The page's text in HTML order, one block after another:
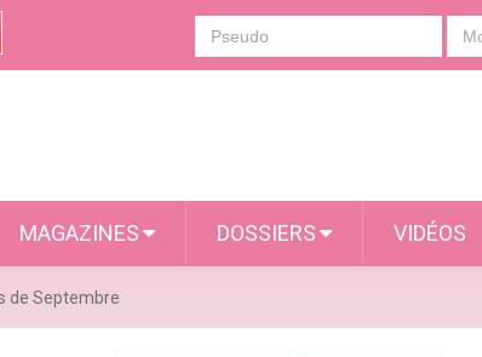
MAGAZINES DOSSIERS VIDÉOS
de Septembre